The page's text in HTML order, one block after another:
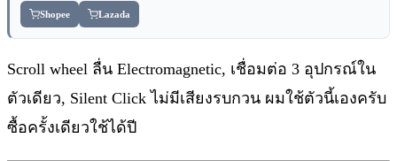
Shopee Lazada
Scroll wheel ลื่น Electromagnetic, เชื่อมต่อ 3 อุปกรณ์ใน
ตัวเดียว, Silent Click ไม่มีเสียงรบกวน ผมใช้ตัวนี้เองครับ
ซื้อครั้งเดียวใช้ได้ปี